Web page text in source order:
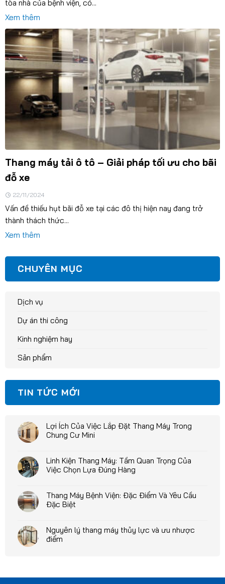
tòa nhà của bệnh viện, có...
Xem thêm
Thang máy tải ô tô – Giải pháp tối ưu cho bãi
đỗ xe
22/11/2024
Vấn đề thiếu hụt bãi đỗ xe tại các đô thị hiện nay đang trở
thành thách thức...
Xem thêm
CHUYÊN MỤC
Dịch vụ
Dự án thi công
Kinh nghiệm hay
Sản phẩm
TIN TỨC MỚI
Lợi Ích Của Việc Lắp Đặt Thang Máy Trong
Chung Cư Mini
Linh Kiện Thang Máy: Tầm Quan Trọng Của
Việc Chọn Lựa Đúng Hàng
Thang Máy Bệnh Viện: Đặc Điểm Và Yêu Cầu
Đặc Biệt
Nguyên lý thang máy thủy lực và ưu nhược
điểm